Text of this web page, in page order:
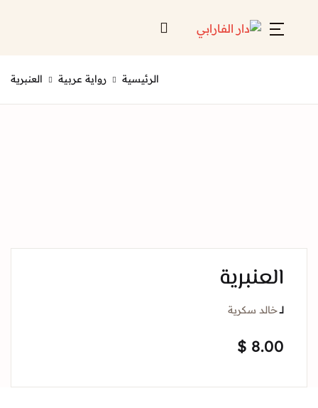
الرئيسية رواية عربية العنبرية
العنبرية
لــخالد سكرية
$ 8.00